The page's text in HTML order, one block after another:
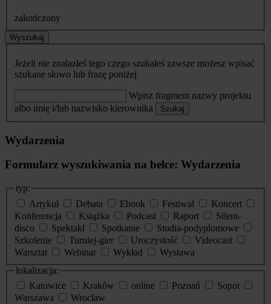
zakończony
Wyszukaj
Jeżeli nie znalazłeś tego czego szukałeś zawsze możesz wpisać
szukane słowo lub frazę poniżej
Wpisz fragment nazwy projektu
albo imię i/lub nazwisko kierownika
Szukaj
Wydarzenia
Formularz wyszukiwania na belce: Wydarzenia
typ:
Artykuł
Debata Ebook Festiwal
Koncert
Konferencja
Książka Podcast Raport
Silent-
disco
Spektakl Spotkanie
Studia-podyplomowe
Szkolenie
Turniej-gier Uroczystość
Videocast
Warsztat
Webinar Wykład
Wystawa
lokalizacja:
Katowice
Kraków online Poznań
Sopot
Warszawa
Wrocław